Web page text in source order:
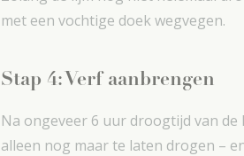
met een vochtige doek wegvegen.
Stap 4: Verf aanbrengen
Na ongeveer 6 uur droogtijd van
alleen nog maar te laten drogen –